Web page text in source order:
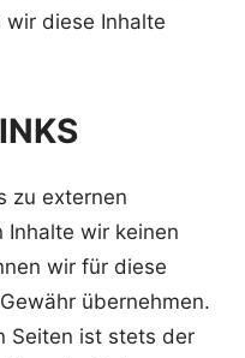
wir diese Inhalte
zu externen
Inhalte wir keinen
wir für diese
übernehmen.
Seiten ist stets der